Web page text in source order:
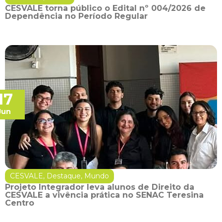
CESVALE torna público o Edital nº 004/2026 de
Dependência no Período Regular
CESVALE, Destaque, Mundo
Projeto Integrador leva alunos de Direito da
CESVALE a vivência prática no SENAC Teresina
Centro